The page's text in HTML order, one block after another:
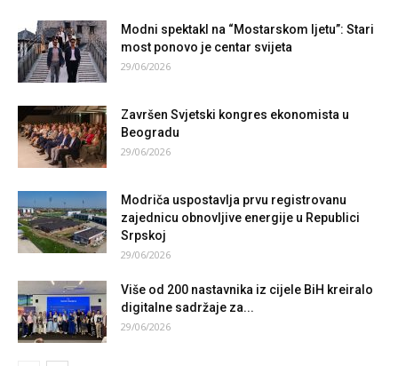
Modni spektakl na “Mostarskom ljetu”: Stari
most ponovo je centar svijeta
29/06/2026
Završen Svjetski kongres ekonomista u
Beogradu
29/06/2026
Modriča uspostavlja prvu registrovanu
zajednicu obnovljive energije u Republici
Srpskoj
29/06/2026
Više od 200 nastavnika iz cijele BiH kreiralo
digitalne sadržaje za...
29/06/2026